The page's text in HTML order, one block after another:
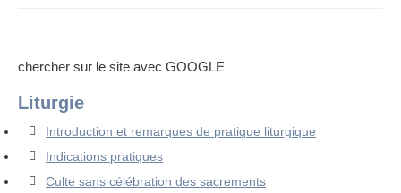
chercher sur le site avec GOOGLE
Liturgie
Introduction et remarques de pratique liturgique
Indications pratiques
Culte sans célébration des sacrements